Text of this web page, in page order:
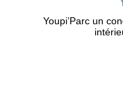
Youpi’Parc un